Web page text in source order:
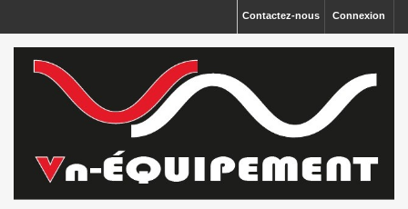
Connexion
Contactez-nous